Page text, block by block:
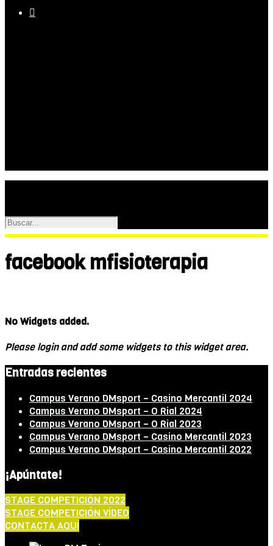

facebook mfisioterapia
No Widgets added.
Please login and add some widgets to this widget area.
Entradas recientes
Campus Verano DMsport – Casino Mercantil 2024
Campus Verano DMsport – O Rial 2024
Campus Verano DMsport – O Rial 2023
Campus Verano DMsport – Casino Mercantil 2023
Campus Verano DMsport – Casino Mercantil 2022
¡Apúntate!
STAGE COMPETICIÓN 2022
STAGE COMPETICIÓN VÍDEO
CONTACTA AQUÍ